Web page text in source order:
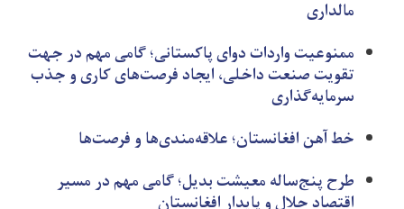
مالداری
ممنوعیت واردات دوای پاکستانی؛ گامی مهم در جهت
تقویت صنعت داخلی، ایجاد فرصت‌های کاری و جذب
سرمایه‌گذاری
خط آهن افغانستان؛ علاقه‌مندی‌ها و فرصت‌ها
طرح پنج‌ساله معیشت بدیل؛ گامی مهم در مسیر